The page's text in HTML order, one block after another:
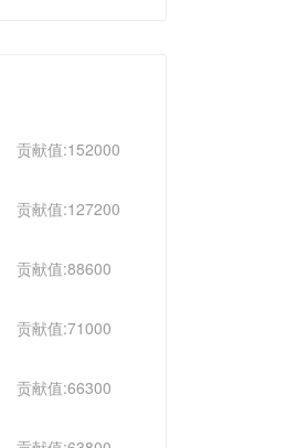
贡献值:152000
贡献值:127200
贡献值:88600
贡献值:71000
贡献值:66300